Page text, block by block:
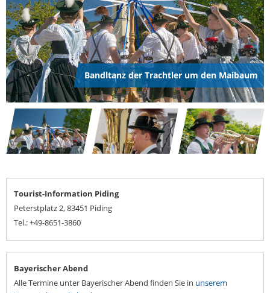
Bandltanz der Trachtler um den Maibaum
Tourist-Information Piding
Peterstplatz 2, 83451 Piding
Tel.: +49-8651-3860
Bayerischer Abend
Alle Termine unter Bayerischer Abend finden Sie in unserem